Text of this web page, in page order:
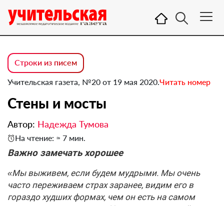
Строки из писем
Учительская газета, №20 от 19 мая 2020.Читать номер
Стены и мосты
Автор: Надежда Тумова
На чтение: ≈ 7 мин.
Важно замечать хорошее
«Мы выживем, если будем мудрыми. Мы очень
часто переживаем страх заранее, видим его в
гораздо худших формах, чем он есть на самом